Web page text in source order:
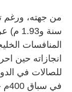
سنة
المنافسات
في